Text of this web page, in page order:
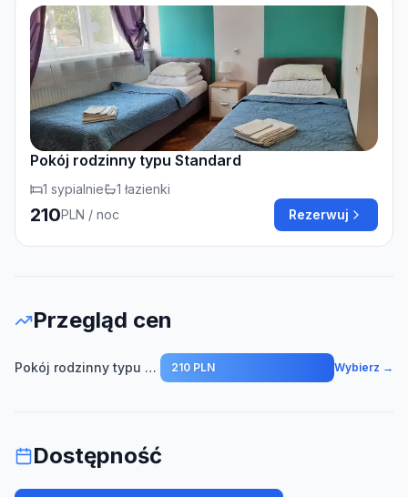
Pokój rodzinny typu Standard
1 sypialnie 1 łazienki
210PLN / noc Rezerwuj
Przegląd cen
Pokój rodzinny typu Standard 210 PLN Wybierz →
Dostępność